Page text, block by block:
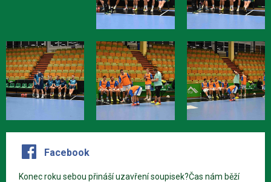
Facebook
Konec roku sebou přináší uzavření soupisek?Čas nám běží